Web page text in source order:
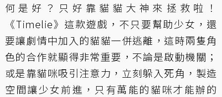
何是好？只好靠貓貓大神來拯救啦！
《Timelie》這款遊戲，不只要幫助少女，還
要讓劇情中加入的貓貓一併逃離，這時兩隻角
色的合作就顯得非常重要，不論是啟動機關；
或是靠貓咪吸引注意力，立刻躲入死角，製造
空間讓少女前進，只有萬能的貓咪才能辦的